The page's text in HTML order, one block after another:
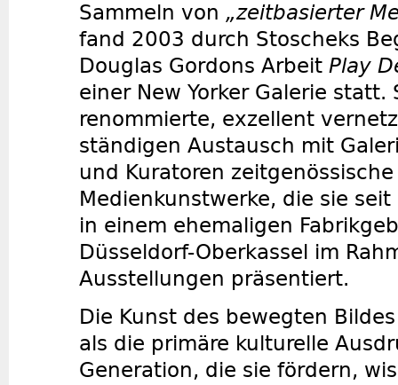
Sammeln von „zeitbasierter
fand 2003 durch Stoscheks
Douglas Gordons Arbeit Play
einer New Yorker Galerie
renommierte, exzellent
ständigen Austausch mit
und Kuratoren zeitgenössische
Medienkunstwerke, die sie
in einem ehemaligen
Düsseldorf-Oberkassel im
Ausstellungen präsentiert.
Die Kunst des bewegten
als die primäre kulturelle
Generation, die sie fördern,